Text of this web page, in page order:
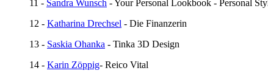
11 - Sandra Wunsch - Your Personal Lookbook - Personal
12 - Katharina Drechsel - Die Finanzerin
13 - Saskia Ohanka - Tinka 3D Design
14 - Karin Zöppig- Reico Vital